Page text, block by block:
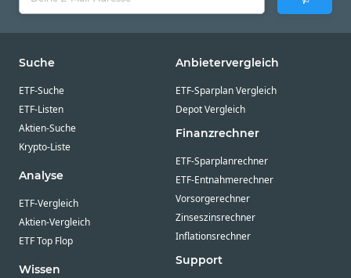
Suche
ETF-Suche
ETF-Listen
Aktien-Suche
Krypto-Liste
Analyse
ETF-Vergleich
Aktien-Vergleich
ETF Top Flop
Wissen
Anbietervergleich
ETF-Sparplan Vergleich
Depot Vergleich
Finanzrechner
ETF-Sparplanrechner
ETF-Entnahmerechner
Vorsorgerechner
Zinseszinsrechner
Inflationsrechner
Support